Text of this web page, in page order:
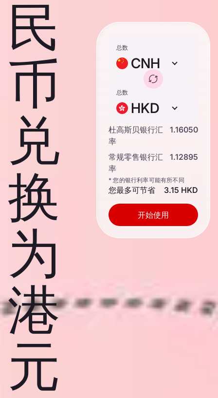
民
币
兑
换
为
港
元
总数
CNH
总数
HKD
杜高斯贝银行汇
率
1.16050
常规零售银行汇
率
1.12895
* 您的银行利率可能有所不同
您最多可节省 3.15 HKD
开始使用